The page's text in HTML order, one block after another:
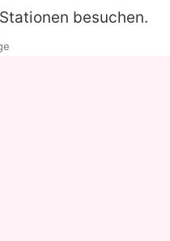
besuchen.